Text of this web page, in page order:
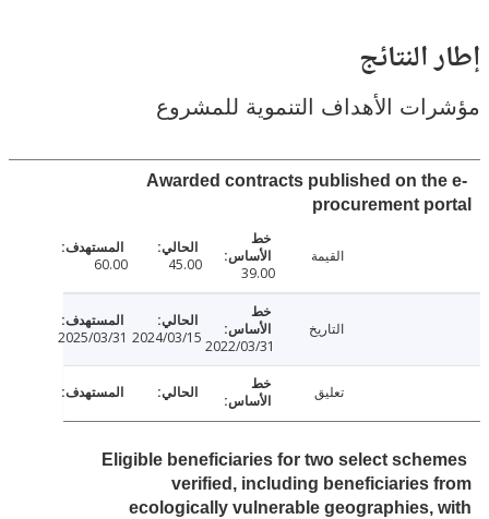
الأهداف التنموية للمشروع
Awarded contracts published on
procurement
45.00
60.00
2022/03/31
2024/03/15
2025/03/31
Eligible beneficiaries for two select
verified, including beneficiaries
ecologically vulnerable